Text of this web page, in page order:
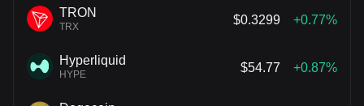
TRON
TRX
$0.3299 +0.77%
Hyperliquid
HYPE
$54.77 +0.87%